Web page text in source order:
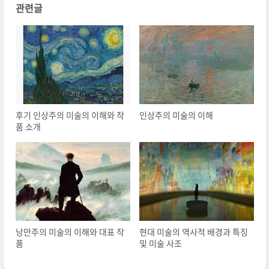
관련글
후기 인상주의 미술의 이해와 작
품 소개
인상주의 미술의 이해
낭만주의 미술의 이해와 대표 작
품
현대 미술의 역사적 배경과 특징
및 미술 사조